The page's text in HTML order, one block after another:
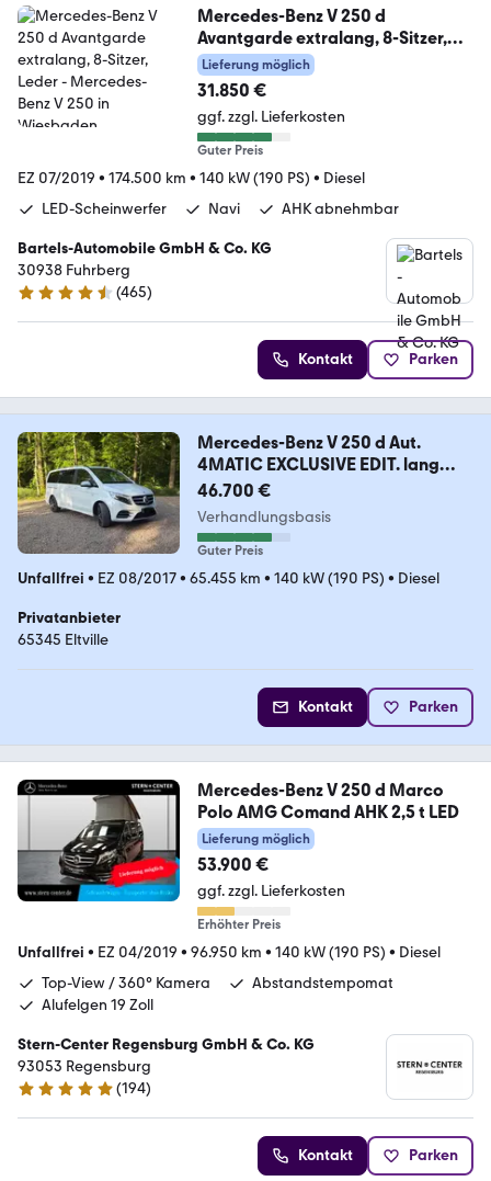
Mercedes-Benz V 250 d
Avantgarde extralang, 8-Sitzer,
Leder
Lieferung möglich
31.850 €
ggf. zzgl. Lieferkosten
Guter Preis
EZ 07/2019 • 174.500 km • 140 kW (190 PS) • Diesel
LED-Scheinwerfer
Navi AHK abnehmbar
Bartels-Automobile GmbH & Co. KG
30938 Fuhrberg
4.6 Sterne
(465)
Kontakt Parken
Mercedes-Benz V 250 d Aut.
4MATIC EXCLUSIVE EDIT. lang
EXC...
46.700 €
Verhandlungsbasis
Guter Preis
Unfallfrei • EZ 08/2017• 65.455 km • 140 kW (190 PS) • Diesel
Privatanbieter
65345 Eltville
Kontakt Parken
Mercedes-Benz V 250 d Marco
Polo AMG Comand AHK 2,5 t LED
Lieferung möglich
53.900 €
ggf. zzgl. Lieferkosten
Erhöhter Preis
Unfallfrei • EZ 04/2019 • 96.950 km • 140 kW (190 PS) • Diesel
Top-View / 360° Kamera
Abstandstempomat
Alufelgen 19 Zoll
Stern-Center Regensburg GmbH & Co. KG
93053 Regensburg
5 Sterne
(194)
Kontakt Parken